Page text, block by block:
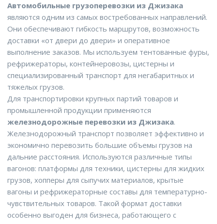
Автомобильные грузоперевозки из Джизака
являются одним из самых востребованных направлений.
Они обеспечивают гибкость маршрутов, возможность
доставки «от двери до двери» и оперативное
выполнение заказов. Мы используем тентованные фуры,
рефрижераторы, контейнеровозы, цистерны и
специализированный транспорт для негабаритных и
тяжелых грузов.
Для транспортировки крупных партий товаров и
промышленной продукции применяются
железнодорожные перевозки из Джизака.
Железнодорожный транспорт позволяет эффективно и
экономично перевозить большие объемы грузов на
дальние расстояния. Используются различные типы
вагонов: платформы для техники, цистерны для жидких
грузов, хопперы для сыпучих материалов, крытые
вагоны и рефрижераторные составы для температурно-
чувствительных товаров. Такой формат доставки
особенно выгоден для бизнеса, работающего с